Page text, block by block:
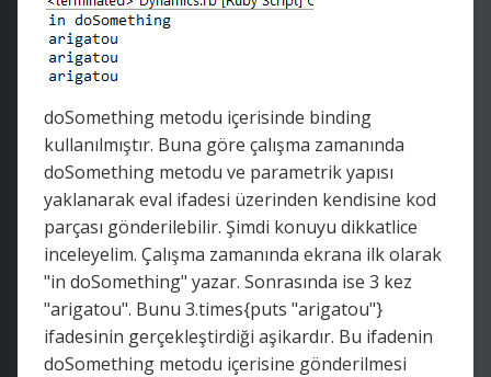
doSomething metodu içerisinde binding
kullanılmıştır. Buna göre çalışma zamanında
doSomething metodu ve parametrik yapısı
yaklanarak eval ifadesi üzerinden kendisine kod
parçası gönderilebilir. Şimdi konuyu dikkatlice
inceleyelim. Çalışma zamanında ekrana ilk olarak
"in doSomething" yazar. Sonrasında ise 3 kez
"arigatou". Bunu 3.times{puts "arigatou"}
ifadesinin gerçekleştirdiği aşikardır. Bu ifadenin
doSomething metodu içerisine gönderilmesi